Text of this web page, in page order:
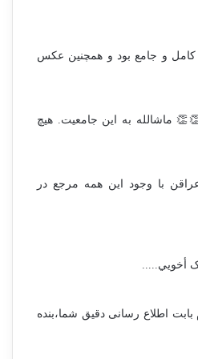
کامل و جامع بود و همچنین عکس
ماشالله به این جامعیت. هیچ
عراقن با وجود این همه مرجع در
أخويي.....
اطلاع رسانی دقیق شما،بنده